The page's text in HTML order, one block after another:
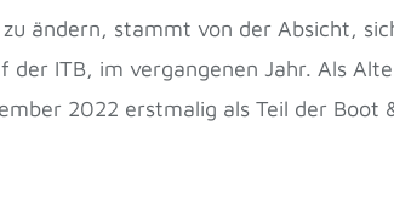
ändern, stammt von der Absicht,
der ITB, im vergangenen Jahr. Als
2022 erstmalig als Teil der Boot